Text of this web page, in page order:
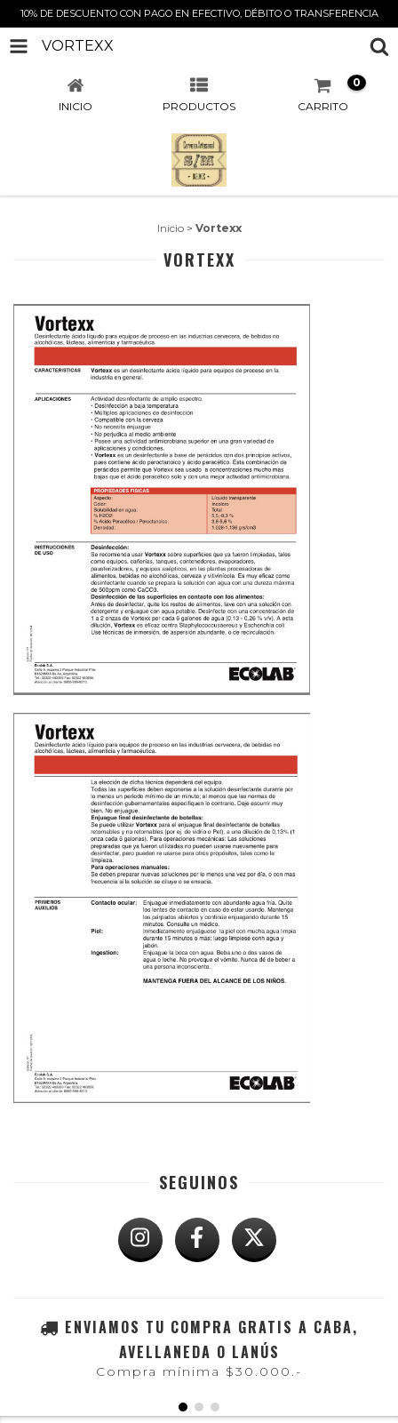
10% DE DESCUENTO CON PAGO EN EFECTIVO, DÉBITO O TRANSFERENCIA
VORTEXX
INICIO PRODUCTOS CARRITO
0
Inicio > Vortexx
VORTEXX
SEGUINOS
ENVIAMOS TU COMPRA GRATIS A CABA,
AVELLANEDA O LANÚS
Compra mínima $30.000.-